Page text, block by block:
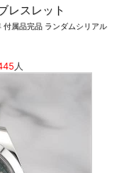
レスレット
属品完品 ランダムシリアル
人